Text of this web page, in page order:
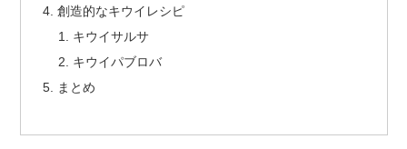
創造的なキウイレシピ
キウイサルサ
キウイパブロバ
まとめ